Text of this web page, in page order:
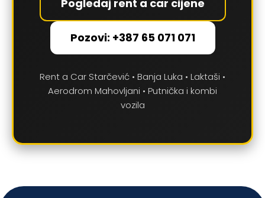
Pogledaj rent a car cijene
Pozovi: +387 65 071 071
Rent a Car Starčević • Banja Luka • Laktaši •
Aerodrom Mahovljani • Putnička i kombi
vozila